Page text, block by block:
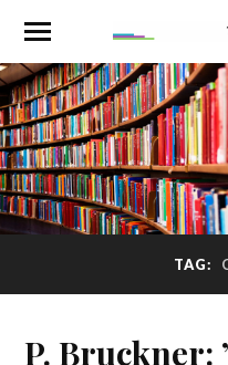
TAG:
P. Bruckner: